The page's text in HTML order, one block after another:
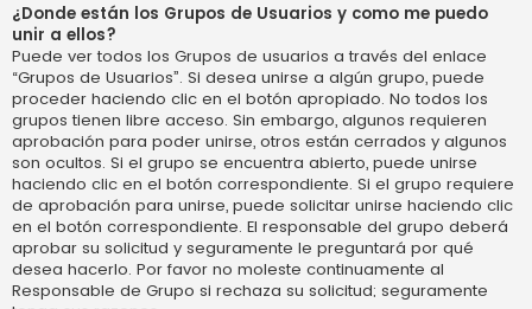
¿Donde están los Grupos de Usuarios y como me puedo
unir a ellos?
Puede ver todos los Grupos de usuarios a través del enlace
“Grupos de Usuarios”. Si desea unirse a algún grupo, puede
proceder haciendo clic en el botón apropiado. No todos los
grupos tienen libre acceso. Sin embargo, algunos requieren
aprobación para poder unirse, otros están cerrados y algunos
son ocultos. Si el grupo se encuentra abierto, puede unirse
haciendo clic en el botón correspondiente. Si el grupo requiere
de aprobación para unirse, puede solicitar unirse haciendo clic
en el botón correspondiente. El responsable del grupo deberá
aprobar su solicitud y seguramente le preguntará por qué
desea hacerlo. Por favor no moleste continuamente al
Responsable de Grupo si rechaza su solicitud; seguramente